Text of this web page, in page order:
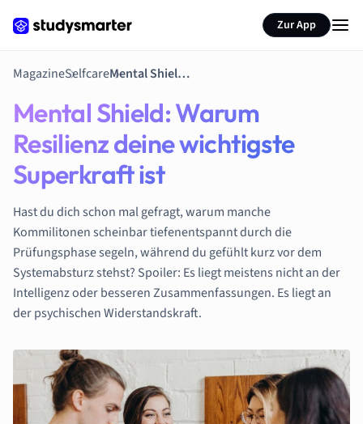
Zur App
MagazineSelfcare Mental Shield: Warum Resilienz deine wichtigste Superkraft ist
Mental Shield: Warum
Resilienz deine wichtigste
Superkraft ist
Hast du dich schon mal gefragt, warum manche
Kommilitonen scheinbar tiefenentspannt durch die
Prüfungsphase segeln, während du gefühlt kurz vor dem
Systemabsturz stehst? Spoiler: Es liegt meistens nicht an der
Intelligenz oder besseren Zusammenfassungen. Es liegt an
der psychischen Widerstandskraft.